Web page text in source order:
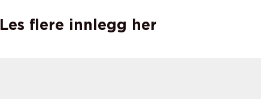
Les flere innlegg her